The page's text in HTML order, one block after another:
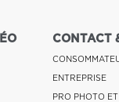
CONTACT
ENTREPRISE
PRO PHOTO